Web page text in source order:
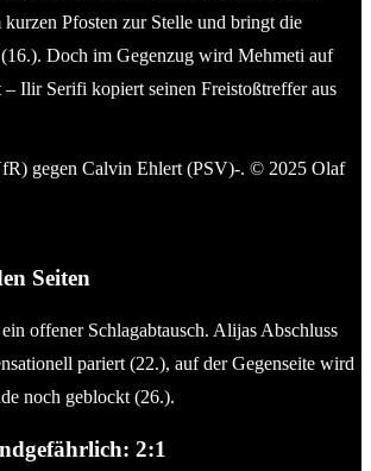
Pfosten zur Stelle und bringt die
Doch im Gegenzug wird Mehmeti auf
– Ilir Serifi kopiert seinen Freistoßtreffer aus
Seiten
offener Schlagabtausch. Alijas Abschluss
pariert (22.), auf der Gegenseite wird
noch geblockt (26.).
2:1